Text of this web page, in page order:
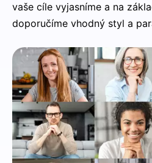
vaše cíle vyjasníme a na
doporučíme vhodný styl a